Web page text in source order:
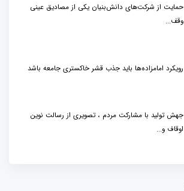
حمایت از شرکت‌های دانش‌بنیان یکی از مصادیق عینی
وقف...
رویکرد امامزاده‌ها باید جذب قشر خاکستری جامعه باشد
جهش تولید با مشارکت مردم ، تصویری از رسالت نوین
اوقاف و...